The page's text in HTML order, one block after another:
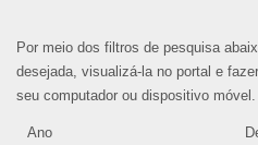
Por meio dos filtros de pesquisa
desejada, visualizá-la no portal e
seu computador ou dispositivo móvel.
Ano